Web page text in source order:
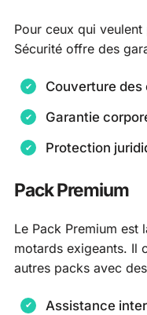
Pour ceux qui
Sécurité offre des
Couverture
Garantie
Protection
Pack Premium
Le Pack Premium
motards exigeants. Il
autres packs avec
Assistance